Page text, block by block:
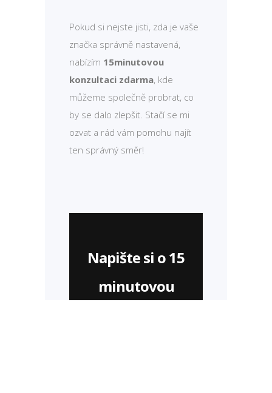
Pokud si nejste jisti, zda je vaše
značka správně nastavená,
nabízím 15minutovou
konzultaci zdarma, kde
můžeme společně probrat, co
by se dalo zlepšit. Stačí se mi
ozvat a rád vám pomohu najít
ten správný směr!
Napište si o 15
minutovou